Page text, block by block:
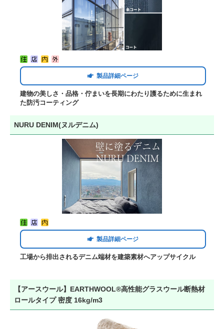
製品詳細ページ
建物の美しさ・品格・佇まいを長期にわたり護るために生まれ
た防汚コーティング
NURU DENIM(ヌルデニム)
製品詳細ページ
工場から排出されるデニム端材を建築素材へアップサイクル
【アースウール】EARTHWOOL®高性能グラスウール断熱材
ロールタイプ 密度 16kg/m3